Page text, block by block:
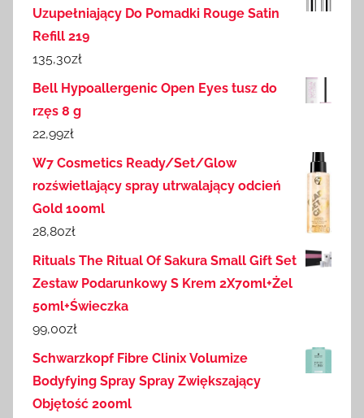
Uzupełniający Do Pomadki Rouge Satin
Refill 219
135,30zł
Bell Hypoallergenic Open Eyes tusz do
rzęs 8 g
22,99zł
W7 Cosmetics Ready/Set/Glow
rozświetlający spray utrwalający odcień
Gold 100ml
28,80zł
Rituals The Ritual Of Sakura Small Gift Set
Zestaw Podarunkowy S Krem 2X70ml+Żel
50ml+Świeczka
99,00zł
Schwarzkopf Fibre Clinix Volumize
Bodyfying Spray Spray Zwiększający
Objętość 200ml